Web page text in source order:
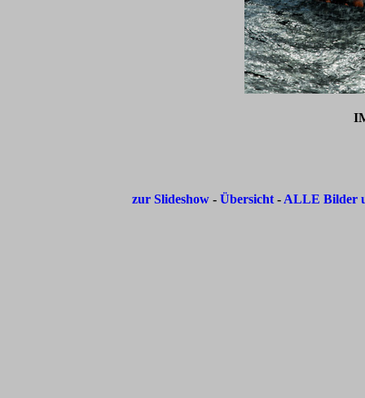
zur Slideshow- Übersicht - ALLE Bilder